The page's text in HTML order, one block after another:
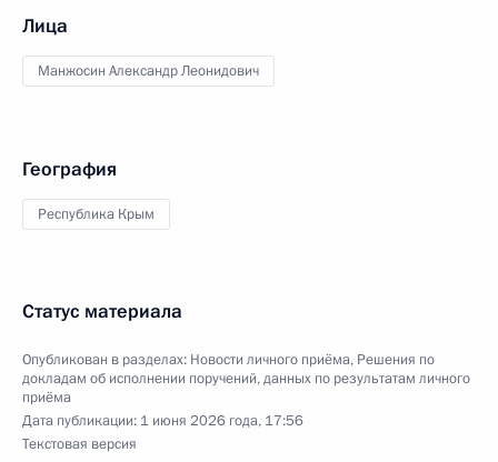
Лица
Манжосин Александр Леонидович
География
Республика Крым
Статус материала
Опубликован в разделах: Новости личного приёма, Решения по
докладам об исполнении поручений, данных по результатам личного
приёма
Дата публикации: 1 июня 2026 года, 17:56
Текстовая версия